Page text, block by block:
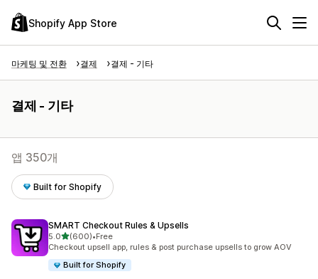
Shopify App Store
마케팅 및 전환 결제 결제 - 기타
결제 - 기타
앱 350개
Built for Shopify
SMART Checkout Rules & Upsells
5.0별 5개 중
(600)
총 리뷰 600개
•Free
Checkout upsell app, rules & post purchase upsells to grow AOV
Built for Shopify